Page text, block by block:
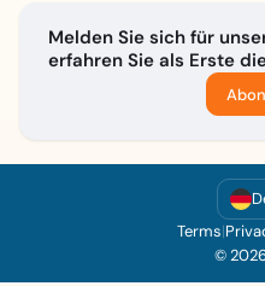
Melden Sie sich für
erfahren Sie als Erste
Terms|
©